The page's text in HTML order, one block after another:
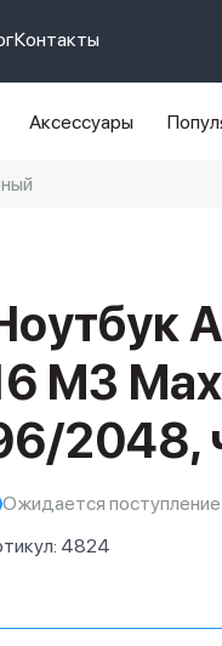
Контакты
Аксессуары
M3
2048,
Ожидается поступление
4824